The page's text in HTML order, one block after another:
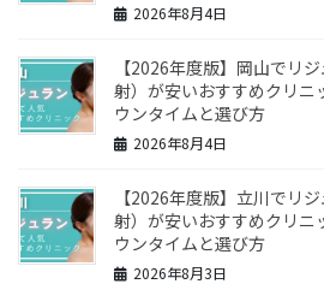
2026年8月4日
【2026年度版】岡山でリ
射）が安いおすすめクリニ
ウンタイムと選び方
2026年8月4日
【2026年度版】立川でリ
射）が安いおすすめクリニ
ウンタイムと選び方
2026年8月3日